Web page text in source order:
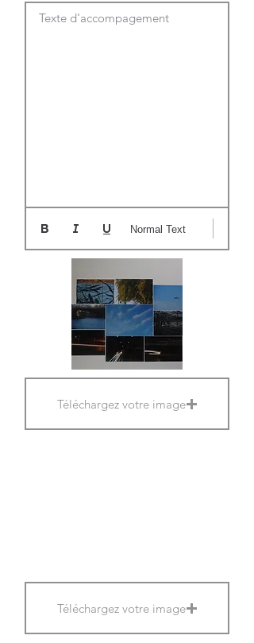
Texte d'accompagement
Normal Text
Téléchargez votre image
Téléchargez votre image